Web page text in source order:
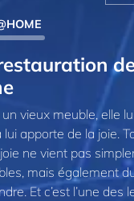
vieux meuble, elle
apporte de la joie.
ne vient pas
mais également
Et c’est l’une des